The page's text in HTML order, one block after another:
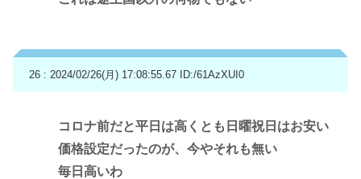
26 : 2024/02/26(月) 17:08:55.67 ID:/61AzXUI0
コロナ前だと平日は高くとも日曜祝日はお安い
価格設定だったのが、今やそれも無い
毎日高いわ